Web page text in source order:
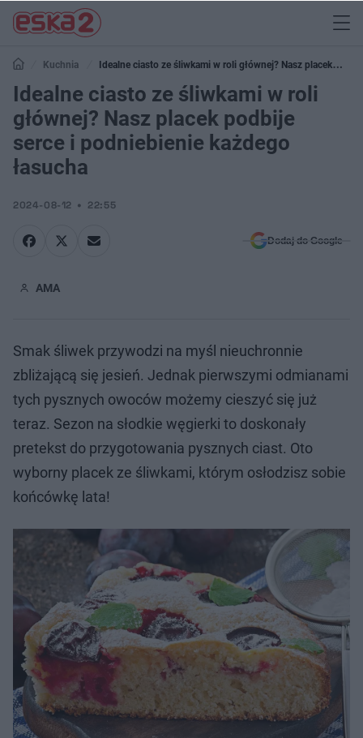
Kuchnia
Idealne ciasto ze śliwkami w roli głównej? Nasz placek
podbije serce i podniebienie każdego łasucha
Idealne ciasto ze śliwkami w roli
głównej? Nasz placek podbije
serce i podniebienie każdego
łasucha
2024-08-12 22:55
Dodaj do Google
AMA
Smak śliwek przywodzi na myśl nieuchronnie
zbliżającą się jesień. Jednak pierwszymi odmianami
tych pysznych owoców możemy cieszyć się już
teraz. Sezon na słodkie węgierki to doskonały
pretekst do przygotowania pysznych ciast. Oto
wyborny placek ze śliwkami, którym osłodzisz sobie
końcówkę lata!